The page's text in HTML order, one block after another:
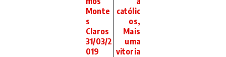
Monte
s
Claros
31/03/2
019
católic
os,
Mais
uma
vitoria